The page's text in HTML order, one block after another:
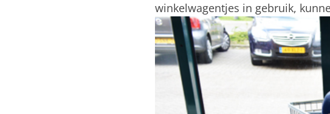
winkelwagentjes in gebruik,